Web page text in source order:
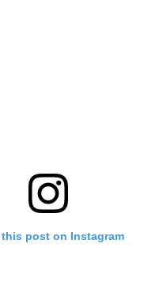
this post on Instagram